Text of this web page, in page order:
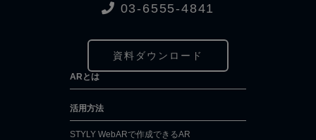
03-6555-4841
資料ダウンロード
ARとは
活用方法
STYLY WebARで作成できるAR